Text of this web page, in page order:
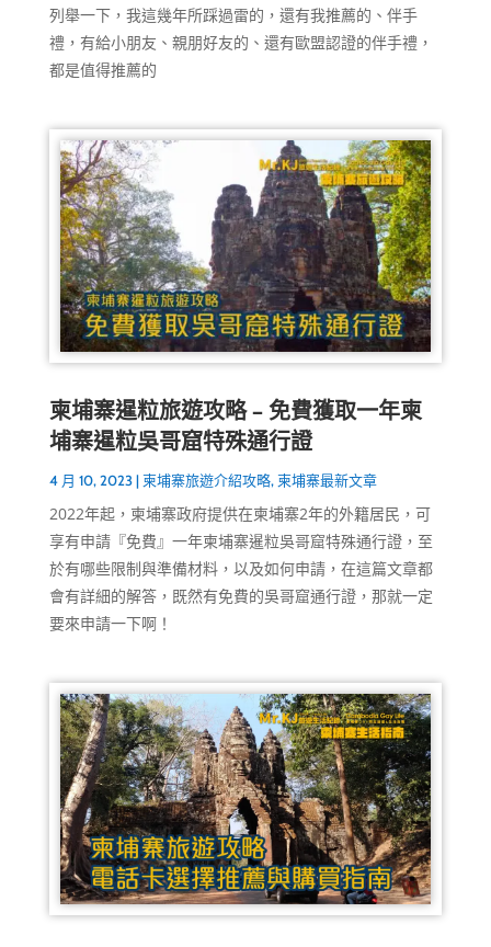
列舉一下，我這幾年所踩過雷的，還有我推薦的、伴手
禮，有給小朋友、親朋好友的、還有歐盟認證的伴手禮，
都是值得推薦的
柬埔寨暹粒旅遊攻略 – 免費獲取一年柬
埔寨暹粒吳哥窟特殊通行證
4 月 10, 2023|柬埔寨旅遊介紹攻略,柬埔寨最新文章
2022年起，柬埔寨政府提供在柬埔寨2年的外籍居民，可
享有申請『免費』一年柬埔寨暹粒吳哥窟特殊通行證，至
於有哪些限制與準備材料，以及如何申請，在這篇文章都
會有詳細的解答，既然有免費的吳哥窟通行證，那就一定
要來申請一下啊！